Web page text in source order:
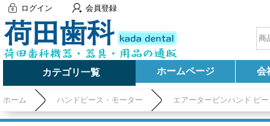
ログイン 会員登録
カテゴリ一覧 ホームページ 会
ホーム ハンドピース・モーター エアータービンハンド ピ